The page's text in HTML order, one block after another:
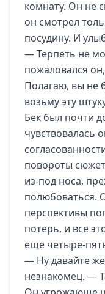
комнату. Он не
он смотрел
посудину. И
— Терпеть не
пожаловался
Полагаю, вы не
возьму эту
Бек был почти
чувствовалась
повороты
из-под носа,
полюбоваться.
перспективы
потерь, и все
еще четыре-
— Ну давайте
незнакомец. —